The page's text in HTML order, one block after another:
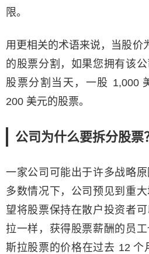
限。
用更相关的术语来说，当股价
的股票分割，如果您拥有该
股票分割当天，一股 1,000
200 美元的股票。
公司为什么要拆分股票
一家公司可能出于许多战略
多数情况下，公司预见到重
望将股票保持在散户投资者
拉一样，获得股票薪酬的员
斯拉股票的价格在过去 12 个